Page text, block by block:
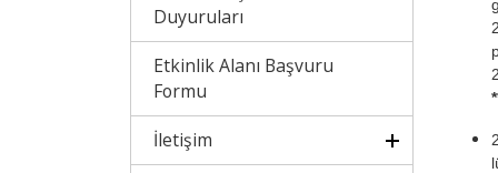
Duyuruları
Etkinlik Alanı Başvuru
Formu
İletişim